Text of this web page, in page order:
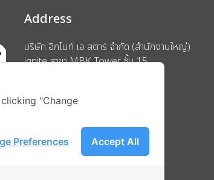
Address
บริษัท อิกไนท์ เอ สตาร์ จำกัด (สำนักงานใหญ่)
ignite สาขา MBK Tower ชั้น 15
"Change
Accept All
Preferences